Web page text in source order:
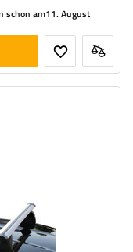
schon am11. August